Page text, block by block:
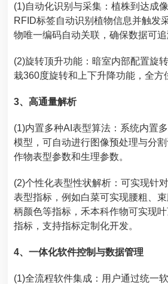
(1)自动化识别与采集：植株到达成
RFID标签自动识别植物信息并触发
物唯一编码自动关联，确保数据可追
(2)旋转顶升功能：暗室内部配置旋
栽360度旋转和上下升降功能，全方
3、高通量解析
(1)内置多种AI表型算法：系统内置
模型，可自动进行图像预处理与分
作物表型参数和生理参数。
(2)个性化表型性状解析：可实现针
表型指标，例如白菜可实现腰粗、
柄颜色等指标，禾本科作物可实现
指标，支持指标定制化开发。
4、一体化软件控制与数据管理
(1)全流程软件集成：用户通过统一